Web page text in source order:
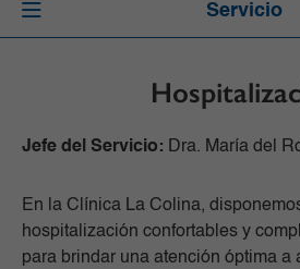
Servicio
Jefe del Servicio: Dra. María del
En la Clínica La Colina,
hospitalización confortables y
para brindar una atención óptima a